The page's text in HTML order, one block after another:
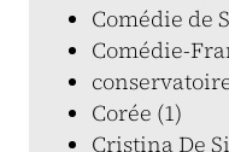
Comédie de
Comédie-
Corée (1)
Cristina De